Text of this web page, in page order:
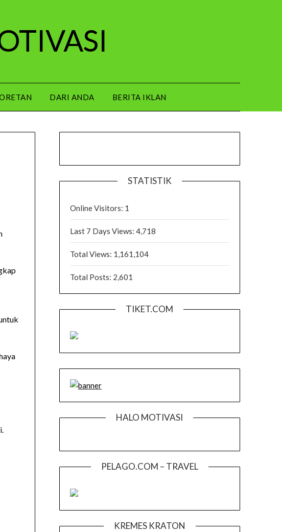
DARI ANDA BERITA IKLAN
STATISTIK
Online Visitors: 1
Last 7 Days Views: 4,718
Total Views: 1,161,104
Total Posts: 2,601
TIKET.COM
HALO MOTIVASI
PELAGO.COM – TRAVEL
KREMES KRATON